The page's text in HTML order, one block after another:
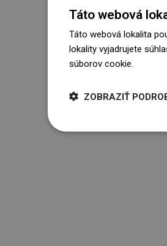
Táto webová
Táto webová lokalita
lokality vyjadrujete
súborov cookie.
ZOBRAZIŤ